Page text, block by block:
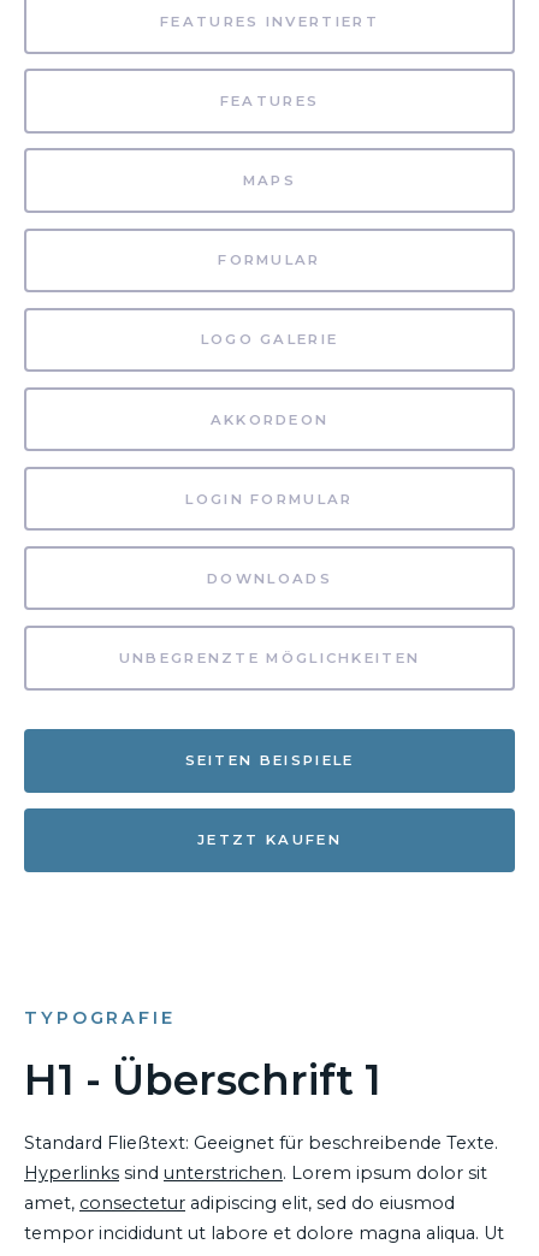
FEATURES INVERTIERT
FEATURES
MAPS
FORMULAR
LOGO GALERIE
AKKORDEON
LOGIN FORMULAR
DOWNLOADS
UNBEGRENZTE MÖGLICHKEITEN
SEITEN BEISPIELE
JETZT KAUFEN
TYPOGRAFIE
H1 - Überschrift 1
Standard Fließtext: Geeignet für beschreibende Texte.
Hyperlinks sind unterstrichen. Lorem ipsum dolor sit
amet, consectetur adipiscing elit, sed do eiusmod
tempor incididunt ut labore et dolore magna aliqua. Ut